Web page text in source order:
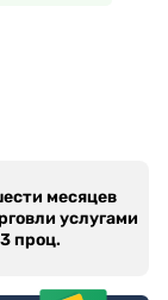
месяцев
услугами
проц.